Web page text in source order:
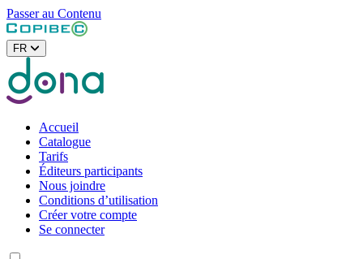
Passer au Contenu
FR
Accueil
Catalogue
Tarifs
Éditeurs participants
Nous joindre
Conditions d’utilisation
Créer votre compte
Se connecter